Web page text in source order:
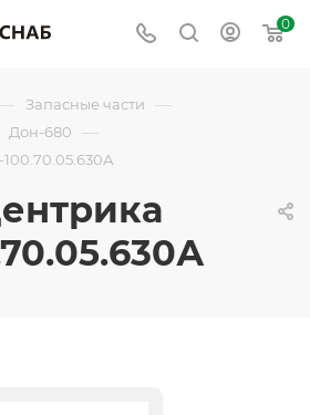
0
Запасные части —
Дон-680 —